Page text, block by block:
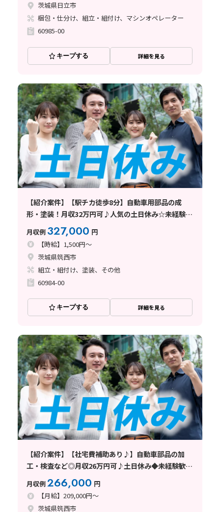
茨城県日立市
梱包・仕分け、組立・組付け、マシンオペレーター
60985-00
キープする 詳細を見る
【紹介案件】【駅チカ徒歩8分】自動車用部品の成
形・塗装！月収32万円可♪人気の土日休み☆未経験
月収例 327,000 円
【時給】1,500円～
茨城県筑西市
組立・組付け、塗装、その他
60984-00
キープする 詳細を見る
【紹介案件】【社宅費補助あり♪】自動車部品の加
工・検査など◎月収26万円可♪土日休み◆未経験歓
月収例266,000 円
【月給】209,000円～
茨城県筑西市